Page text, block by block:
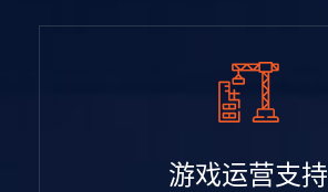
游戏运营支持